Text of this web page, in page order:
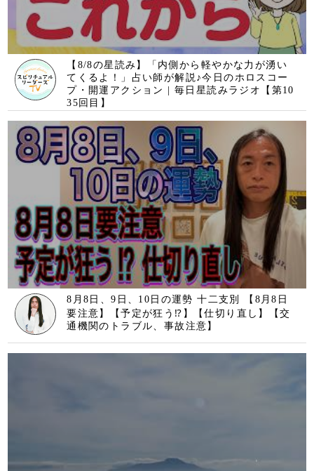
8月8日、9日、10日の運勢 十二支別 【8月8日
要注意】【予定が狂う⁉︎】【仕切り直し】【交
通機関のトラブル、事故注意】
8月8日限定配信！すぐ削除します。再生するだ
けで心身にソルフェジオ周波数が共鳴し、全身
の細胞が高波動で振動し明らかに運気が上昇す
る1分ソルフェジオ運気のサプリ